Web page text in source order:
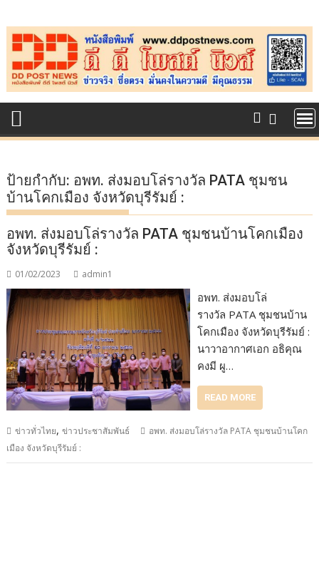
to
content
ป้ายกำกับ: อพท. ส่งมอบโล่รางวัล PATA ชุมชน
บ้านโคกเมือง จังหวัดบุรีรัมย์ :
อพท. ส่งมอบโล่รางวัล PATA ชุมชนบ้านโคกเมือง
จังหวัดบุรีรัมย์ :
01/02/2023 admin1
อพท. ส่งมอบโล่
รางวัล PATA ชุมชนบ้าน
โคกเมือง จังหวัดบุรีรัมย์ :
นาวาอากาศเอก อธิคุณ
คงมี ผู…
READ MORE
ข่าวทั่วไทย,ข่าวประชาสัมพันธ์
อพท. ส่งมอบโล่รางวัล PATA ชุมชนบ้านโคก
เมือง จังหวัดบุรีรัมย์ :